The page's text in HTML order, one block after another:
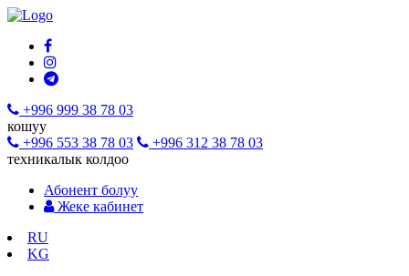
+996 999 38 78 03
кошуу
+996 553 38 78 03
+996 312 38 78 03
техникалык колдоо
Абонент болуу
Жеке кабинет
RU
KG